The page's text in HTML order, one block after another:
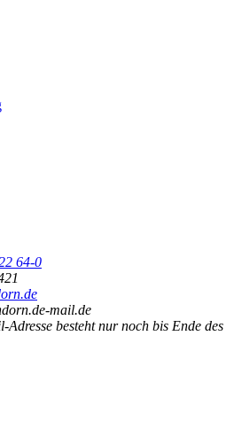
64-0
mail.de
besteht nur noch bis Ende des